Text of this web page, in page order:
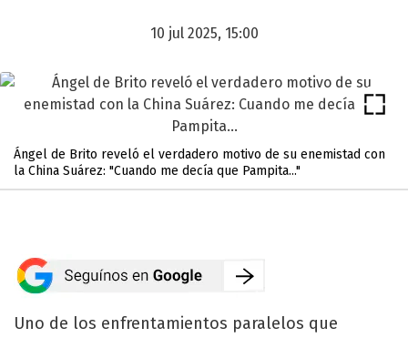
10 jul 2025, 15:00
Ángel de Brito reveló el verdadero motivo de su enemistad con
la China Suárez: "Cuando me decía que Pampita..."
Uno de los enfrentamientos paralelos que